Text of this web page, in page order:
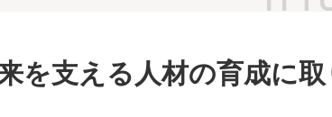
を支える人材の育成に取